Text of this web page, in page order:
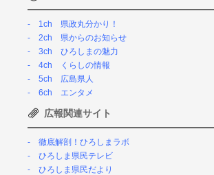
1ch 県政丸分かり！
2ch 県からのお知らせ
3ch ひろしまの魅力
4ch くらしの情報
5ch 広島県人
6ch エンタメ
広報関連サイト
徹底解剖！ひろしまラボ
ひろしま県民テレビ
ひろしま県民だより